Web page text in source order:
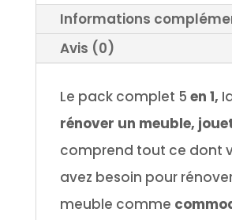
Informations
Avis (0)
Le pack complet 5 en 1,
rénover un meuble,
comprend tout ce dont
avez besoin pour
meuble comme